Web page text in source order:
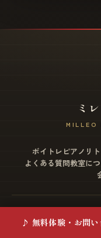
ミ
MILLEO
ボイトレ ピアノ リ
よくある質問教室に
〒271-0077 千
♪ 無料体験・お問い